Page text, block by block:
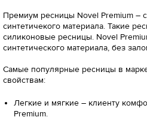
Премиум ресницы Novel Premium –
синтетичекого материала. Такие
силиконовые ресницы. Novel
синтетического материала, без
Самые популярные ресницы в
свойствам:
Легкие и мягкие – клиенту
Premium.